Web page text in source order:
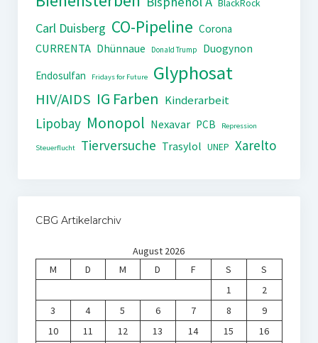
BlackRock
Carl Duisberg CO-Pipeline Corona
CURRENTA Dhünnaue Donald Trump
Duogynon
Endosulfan
Fridays for Future Glyphosat
HIV/AIDS IG Farben Kinderarbeit
Lipobay Monopol Nexavar PCB Repression
Steuerflucht Tierversuche Trasylol UNEP Xarelto
CBG Artikelarchiv
August 2026
M
D M D F S
S
1
2
3
4 5 6 7 8
9
10
11 12 13 14 15
16